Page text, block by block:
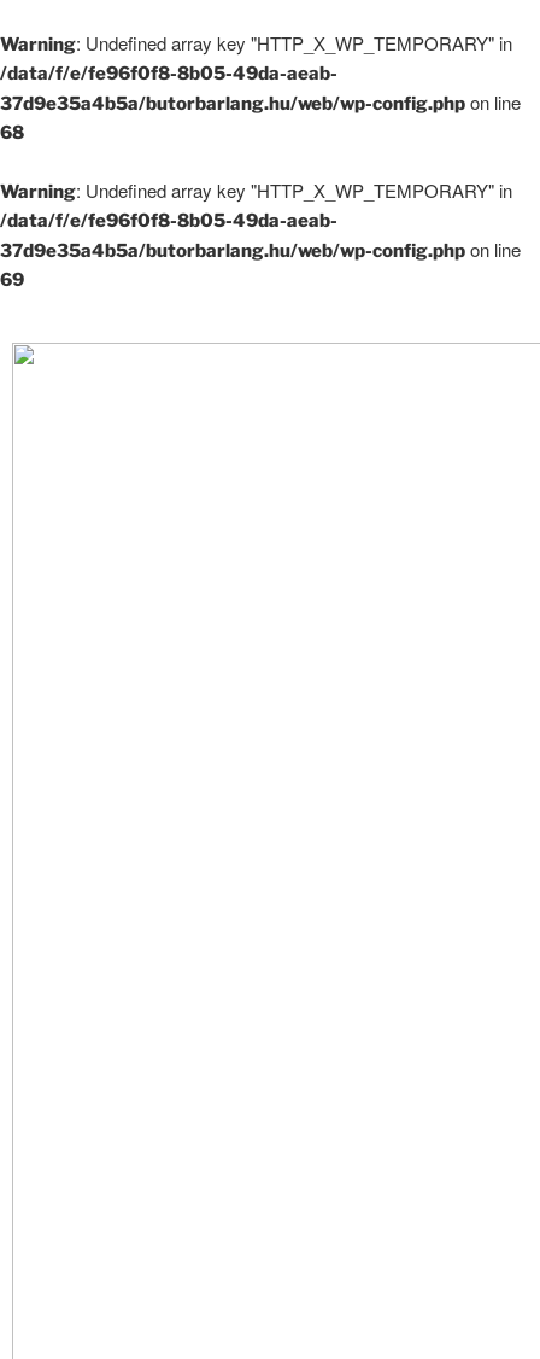
Warning: Undefined array key "HTTP_X_WP_TEMPORARY" in
/data/f/e/fe96f0f8-8b05-49da-aeab-
37d9e35a4b5a/butorbarlang.hu/web/wp-config.php on line
68
Warning: Undefined array key "HTTP_X_WP_TEMPORARY" in
/data/f/e/fe96f0f8-8b05-49da-aeab-
37d9e35a4b5a/butorbarlang.hu/web/wp-config.php on line
69